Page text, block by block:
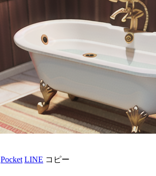
Pocket LINE コピー